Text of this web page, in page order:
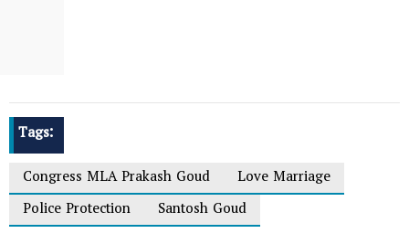
Tags:
Congress MLA Prakash Goud
Love Marriage
Police Protection
Santosh Goud